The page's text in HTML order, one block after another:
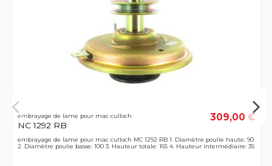
embrayage de lame pour mac culloch
NC 1292 RB
309,00 €
embrayage de lame pour mac culloch MC 1292 RB 1. Diamètre poulie haute: 90
2. Diamètre poulie basse: 100 3. Hauteur totale: 165 4. Hauteur intermédiaire: 35